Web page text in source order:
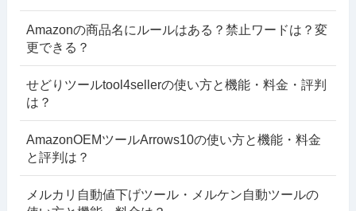
Amazonの商品名にルールはある？禁止ワードは？変
更できる？
せどりツールtool4sellerの使い方と機能・料金・評判
は？
AmazonOEMツールArrows10の使い方と機能・料金
と評判は？
メルカリ自動値下げツール・メルケン自動ツールの